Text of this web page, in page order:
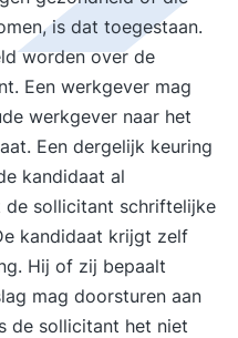
is dat toegestaan.
worden over de
Een werkgever mag
werkgever naar het
Een dergelijk keuring
kandidaat al
sollicitant schriftelijke
kandidaat krijgt zelf
Hij of zij bepaalt
mag doorsturen aan
de sollicitant het niet